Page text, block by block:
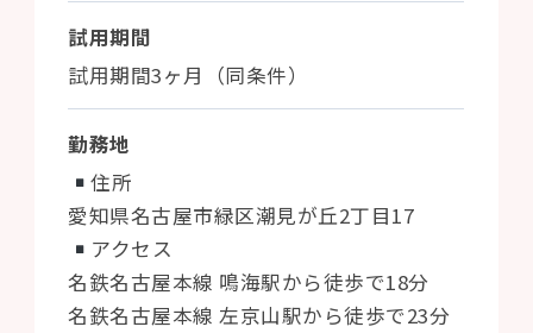
試用期間
試用期間3ヶ月（同条件）
勤務地
住所
愛知県名古屋市緑区潮見が丘2丁目17
アクセス
名鉄名古屋本線 鳴海駅から徒歩で18分
名鉄名古屋本線 左京山駅から徒歩で23分